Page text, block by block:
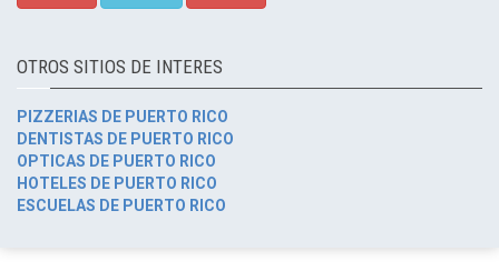
OTROS SITIOS DE INTERES
PIZZERIAS DE PUERTO RICO
DENTISTAS DE PUERTO RICO
OPTICAS DE PUERTO RICO
HOTELES DE PUERTO RICO
ESCUELAS DE PUERTO RICO